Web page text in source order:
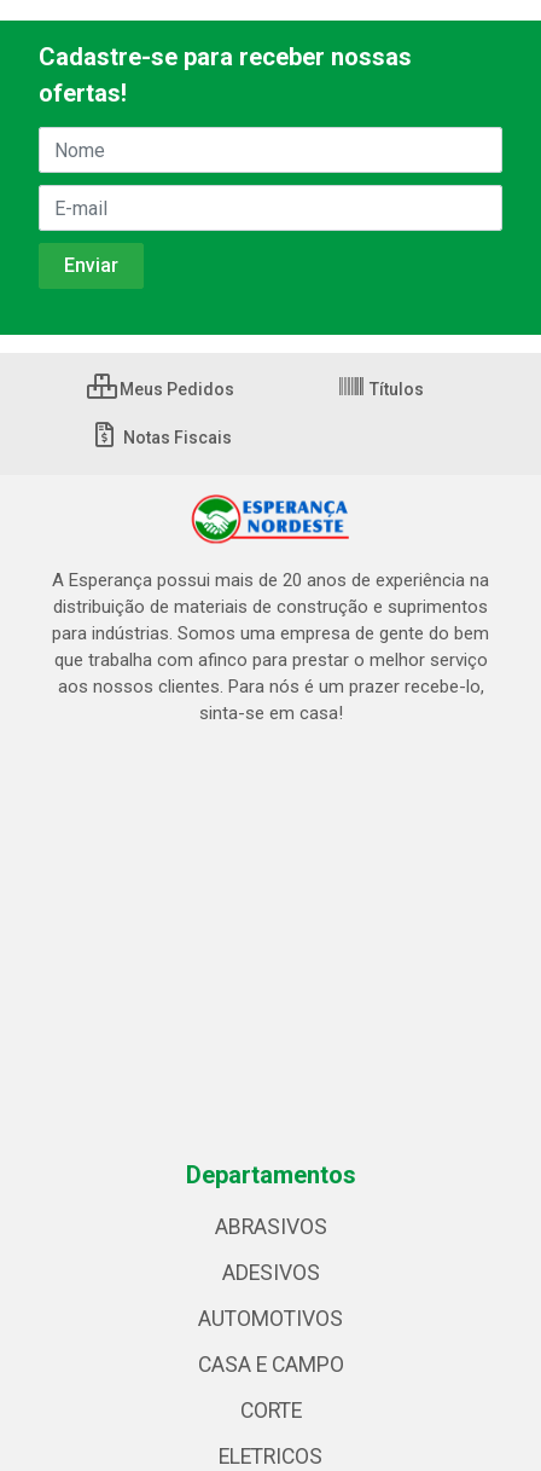
Cadastre-se para receber nossas
ofertas!
Meus Pedidos Títulos
Notas Fiscais
A Esperança possui mais de 20 anos de experiência na
distribuição de materiais de construção e suprimentos
para indústrias. Somos uma empresa de gente do bem
que trabalha com afinco para prestar o melhor serviço
aos nossos clientes. Para nós é um prazer recebe-lo,
sinta-se em casa!
Departamentos
ABRASIVOS
ADESIVOS
AUTOMOTIVOS
CASA E CAMPO
CORTE
ELETRICOS